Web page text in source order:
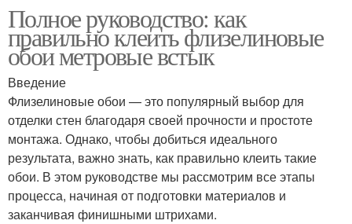
Полное руководство: как
правильно клеить флизелиновые
обои метровые встык
Введение
Флизелиновые обои — это популярный выбор для
отделки стен благодаря своей прочности и простоте
монтажа. Однако, чтобы добиться идеального
результата, важно знать, как правильно клеить такие
обои. В этом руководстве мы рассмотрим все этапы
процесса, начиная от подготовки материалов и
заканчивая финишными штрихами.